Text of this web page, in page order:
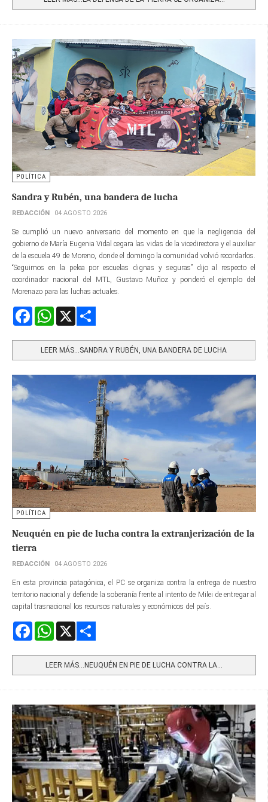
POLÍTICA
Sandra y Rubén, una bandera de lucha
REDACCIÓN 04 AGOSTO 2026
Se cumplió un nuevo aniversario del momento en que la negligencia del
gobierno de María Eugenia Vidal cegara las vidas de la vicedirectora y el auxiliar
de la escuela 49 de Moreno, donde el domingo la comunidad volvió recordarlos.
“Seguimos en la pelea por escuelas dignas y seguras” dijo al respecto el
coordinador nacional del MTL, Gustavo Muñoz y ponderó el ejemplo del
Morenazo para las luchas actuales.
FacebookWhatsApp
LEER MÁS…SANDRA Y RUBÉN, UNA BANDERA DE LUCHA
POLÍTICA
Neuquén en pie de lucha contra la extranjerización de la
tierra
REDACCIÓN 04 AGOSTO 2026
En esta provincia patagónica, el PC se organiza contra la entrega de nuestro
territorio nacional y defiende la soberanía frente al intento de Milei de entregar al
capital trasnacional los recursos naturales y económicos del país.
FacebookWhatsApp
LEER MÁS…NEUQUÉN EN PIE DE LUCHA CONTRA LA...